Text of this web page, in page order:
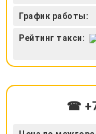
График работы:
Рейтинг такси:
☎